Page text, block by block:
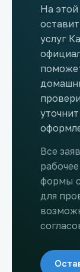
На
услуг
Все
формы
для